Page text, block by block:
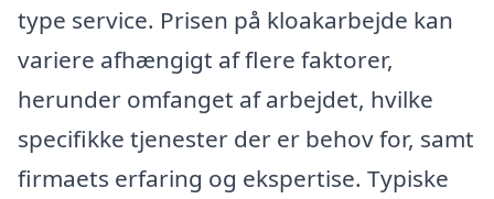
type service. Prisen på kloakarbejde kan
variere afhængigt af flere faktorer,
herunder omfanget af arbejdet, hvilke
specifikke tjenester der er behov for, samt
firmaets erfaring og ekspertise. Typiske